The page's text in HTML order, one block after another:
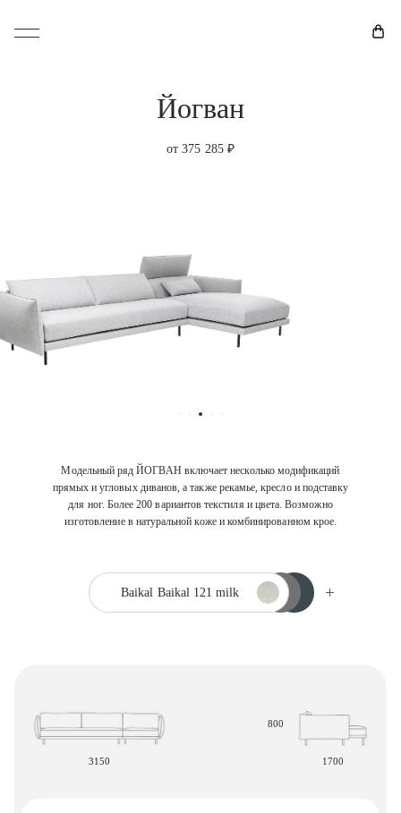
Йогван
от 375 285 ₽
Модельный ряд ЙОГВАН включает несколько модификаций
прямых и угловых диванов, а также рекамье, кресло и подставку
для ног. Более 200 вариантов текстиля и цвета. Возможно
изготовление в натуральной коже и комбинированном крое.
Baikal Baikal 121 milk
3150
800
1700